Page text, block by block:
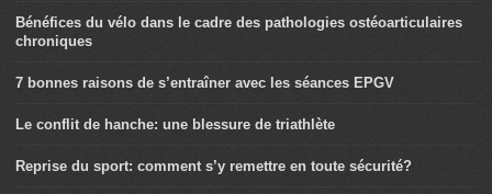
Bénéfices du vélo dans le cadre des pathologies ostéoarticulaires
chroniques
7 bonnes raisons de s’entraîner avec les séances EPGV
Le conflit de hanche: une blessure de triathlète
Reprise du sport: comment s’y remettre en toute sécurité?